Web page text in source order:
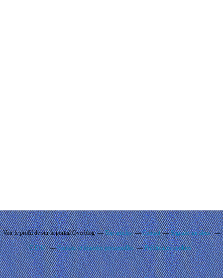
Voir le profil desur le portail Overblog Top articles Contact Signaler un abus
C.G.U. Cookies et données personnelles Préférences cookies